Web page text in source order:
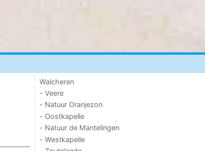
Walcheren
- Veere
- Natuur Oranjezon
- Oostkapelle
- Natuur de Mantelingen
- Westkapelle